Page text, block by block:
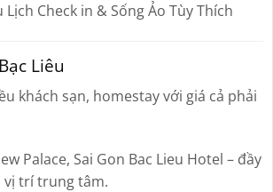
Lịch Check in & Sống Ảo Tùy Thích
Liêu
khách sạn, homestay với giá cả phải
Palace, Sai Gon Bac Lieu Hotel – đầy
vị trí trung tâm.